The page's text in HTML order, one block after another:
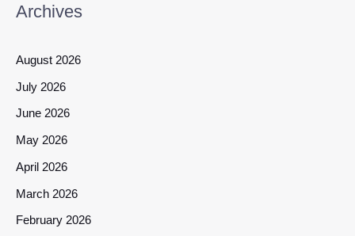
Archives
August 2026
July 2026
June 2026
May 2026
April 2026
March 2026
February 2026